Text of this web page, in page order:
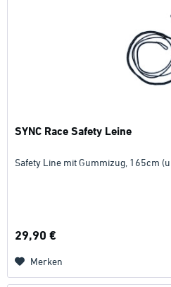
SYNC Race Safety Leine
Safety Line mit Gummizug, 165cm
29,90 €
Merken